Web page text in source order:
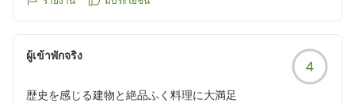
しかったです!
https://review.travel.rakuten.co.jp/hotel/voice/14394?
reviewId=33123478034988
ผู้เข้าพักจริง
4
歴史を感じる建物と絶品ふく料理に大満足